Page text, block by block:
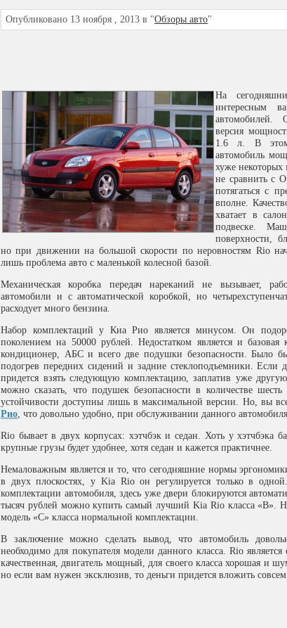
Опубликовано 13 ноября , 2013 в "Обзоры авто"
На
интересным
автомобилей.
версия
1.6 л. В этом
автомобиль
хуже некоторых
не сравнить с
потягаться с
вполне.
хватает в
подвеске.
поверхности,
но при движении на большой скорости по неровностям Rio
лишь проблема авто с маленькой колесной базой.
Механическая коробка передач нареканий не вызывает,
автомобили и с автоматической коробкой, но
расходует много бензина.
Набор комплектаций у Киа Рио является минусом. Он
поколением на 50000 рублей. Недостатком является и базовая
кондиционер, АБС и всего две подушки безопасности. Было
подогрев передних сидений и задние стеклоподъемники. Если
придется взять следующую комплектацию, заплатив уже
можно сказать, что подушек безопасности в количестве
устойчивости доступны лишь в максимальной версии. Но, вы
Рио, что довольно удобно, при обслуживании данного
Rio бывает в двух корпусах: хэтчбэк и седан. Хоть у хэтчбэка
крупные грузы будет удобнее, хотя седан и кажется практичнее.
Немаловажным является и то, что сегодняшние нормы
в двух плоскостях, у Kia Rio он регулируется только в
комплектации автомобиля, здесь уже двери блокируются
тысяч рублей можно купить самый лучший Kia Rio класса «В».
модель «С» класса нормальной комплектации.
В заключение можно сделать вывод, что автомобиль
необходимо для покупателя модели данного класса. Rio
качественная, двигатель мощный, для своего класса хорошая и
но если вам нужен эксклюзив, то деньги придется вложить